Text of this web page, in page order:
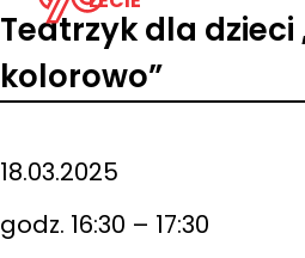
Teatrzyk dla dzieci
kolorowo”
18.03.2025
godz. 16:30 – 17:30